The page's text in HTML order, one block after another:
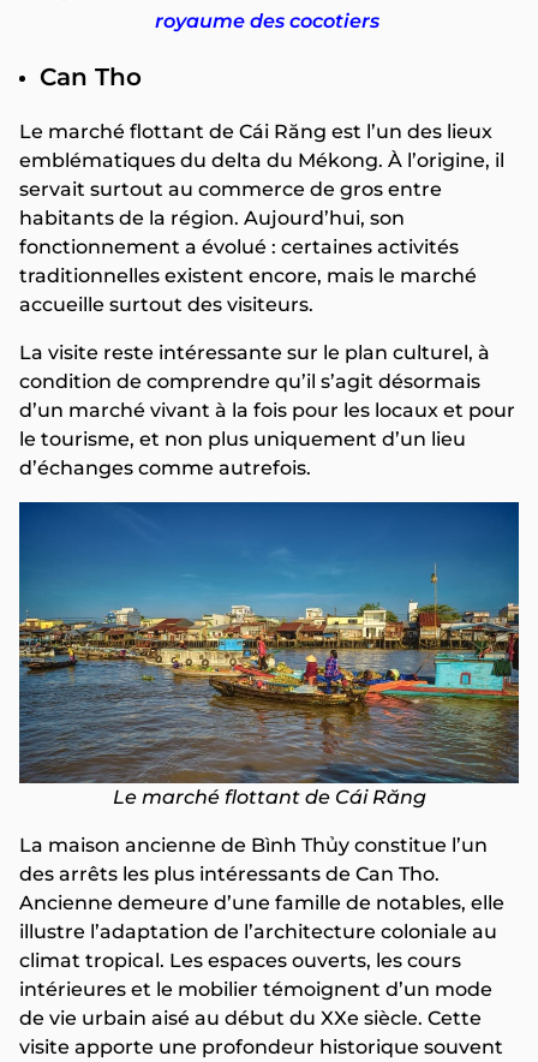
royaume des cocotiers
Can Tho
Le marché flottant de Cái Răng est l’un des lieux
emblématiques du delta du Mékong. À l’origine, il
servait surtout au commerce de gros entre
habitants de la région. Aujourd’hui, son
fonctionnement a évolué : certaines activités
traditionnelles existent encore, mais le marché
accueille surtout des visiteurs.
La visite reste intéressante sur le plan culturel, à
condition de comprendre qu’il s’agit désormais
d’un marché vivant à la fois pour les locaux et pour
le tourisme, et non plus uniquement d’un lieu
d’échanges comme autrefois.
Le marché flottant de Cái Răng
La maison ancienne de Bình Thủy constitue l’un
des arrêts les plus intéressants de Can Tho.
Ancienne demeure d’une famille de notables, elle
illustre l’adaptation de l’architecture coloniale au
climat tropical. Les espaces ouverts, les cours
intérieures et le mobilier témoignent d’un mode
de vie urbain aisé au début du XXe siècle. Cette
visite apporte une profondeur historique souvent